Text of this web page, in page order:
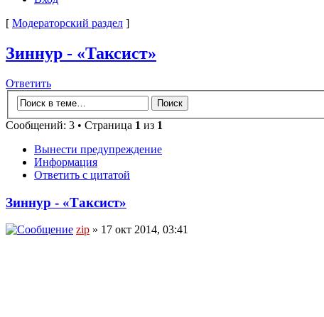
[ Модераторский раздел ]
Зиннур - «Таксист»
Ответить
Сообщений: 3 • Страница 1 из 1
Вынести предупреждение
Информация
Ответить с цитатой
Зиннур - «Таксист»
zip » 17 окт 2014, 03:41